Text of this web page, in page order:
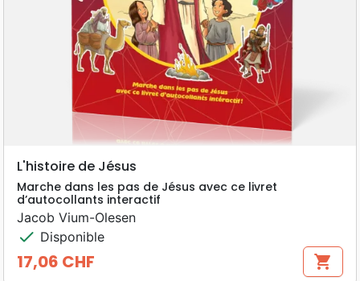
L'histoire de Jésus
Marche dans les pas de Jésus avec ce livret
d’autocollants interactif
Jacob Vium-Olesen
check Disponible
Prix
17,06 CHF shopping_cart